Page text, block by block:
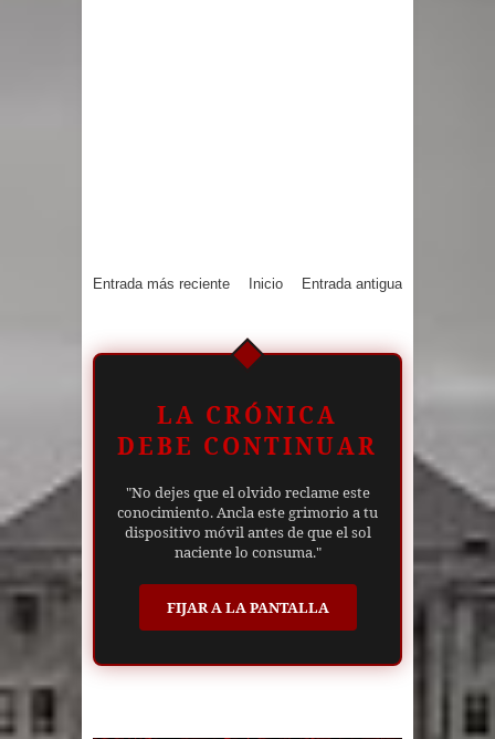
Entrada más reciente Entrada antigua
Inicio
LA CRÓNICA
DEBE CONTINUAR
"No dejes que el olvido reclame este
conocimiento. Ancla este grimorio a tu
dispositivo móvil antes de que el sol
naciente lo consuma."
FIJAR A LA PANTALLA